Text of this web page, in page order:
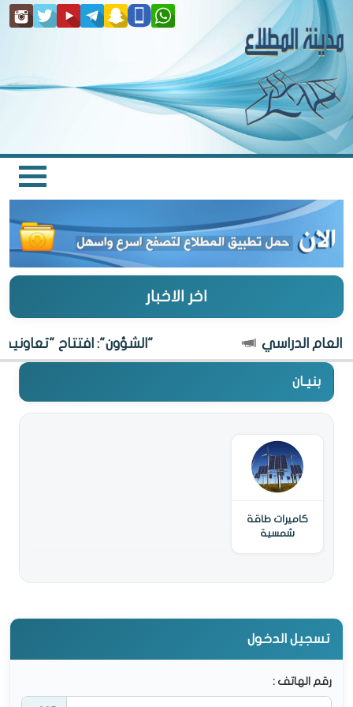
اخر الاخبار
"الشؤون": افتتاح "تعاونية
بنيـان
كاميرات طاقة
شمسية
تسجيل الدخول
رقم الهاتف :